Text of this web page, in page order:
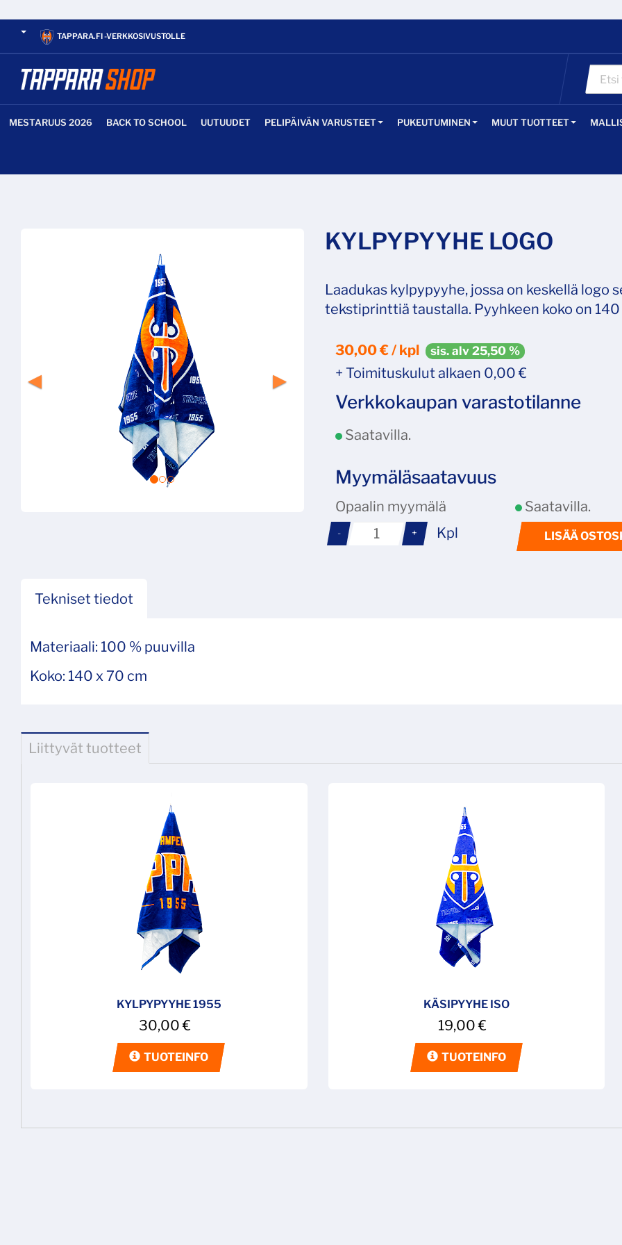
TAPPARA.FI -VERKKOSIVUSTOLLE
MESTARUUS 2026 BACK TO SCHOOL UUTUUDET PELIPÄIVÄN VARUSTEET PUKEUTUMINEN MUUT TUOTTEET
KYLPYPYYHE LOGO
Laadukas kylpypyyhe, jossa on keskellä logo
tekstiprinttiä taustalla. Pyyhkeen koko on 140
30,00 € / kpl sis. alv 25,50 %
+ Toimituskulut alkaen 0,00 €
Verkkokaupan varastotilanne
Saatavilla.
Myymäläsaatavuus
Opaalin myymälä Saatavilla.
- + Kpl LISÄÄ
Tekniset tiedot
Materiaali: 100 % puuvilla
Koko: 140 x 70 cm
Liittyvät tuotteet
KYLPYPYYHE 1955
30,00€
TUOTEINFO
KÄSIPYYHE ISO
19,00€
TUOTEINFO